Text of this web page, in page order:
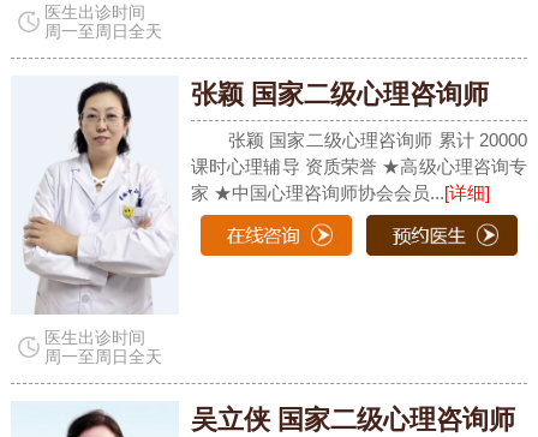
医生出诊时间
周一至周日全天
医生出诊时间
周一至周日全天
张颖 国家二级心理咨询师
张颖 国家二级心理咨询师 累计 20000
课时心理辅导 资质荣誉 ★高级心理咨询专
家 ★中国心理咨询师协会会员...[详细]
吴立侠 国家二级心理咨询师